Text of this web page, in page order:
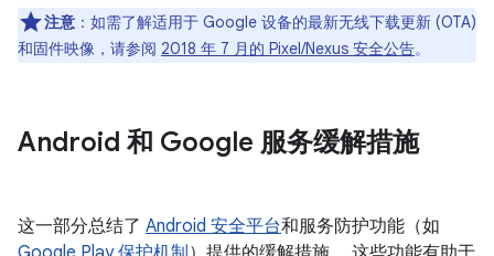
注意 ：如需了解适用于 Google 设备的最新无线下载更新 (OTA)
和固件映像，请参阅 2018 年 7 月的 Pixel/Nexus 安全公告。
Android 和 Google 服务缓解措施
这一部分总结了 Android 安全平台和服务防护功能（如